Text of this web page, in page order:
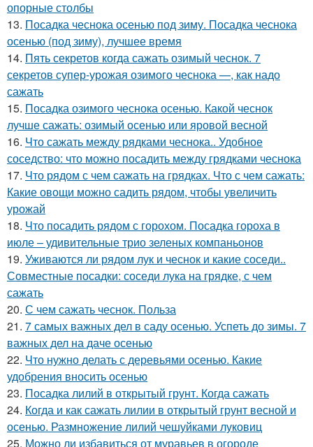
опорные столбы
13. Посадка чеснока осенью под зиму. Посадка чеснока
осенью (под зиму), лучшее время
14. Пять секретов когда сажать озимый чеснок. 7
секретов супер-урожая озимого чеснока —, как надо
сажать
15. Посадка озимого чеснока осенью. Какой чеснок
лучше сажать: озимый осенью или яровой весной
16. Что сажать между рядками чеснока.. Удобное
соседство: что можно посадить между грядками чеснока
17. Что рядом с чем сажать на грядках. Что с чем сажать:
Какие овощи можно садить рядом, чтобы увеличить
урожай
18. Что посадить рядом с горохом. Посадка гороха в
июле – удивительные трио зеленых компаньонов
19. Уживаются ли рядом лук и чеснок и какие соседи..
Совместные посадки: соседи лука на грядке, с чем
сажать
20. С чем сажать чеснок. Польза
21. 7 самых важных дел в саду осенью. Успеть до зимы. 7
важных дел на даче осенью
22. Что нужно делать с деревьями осенью. Какие
удобрения вносить осенью
23. Посадка лилий в открытый грунт. Когда сажать
24. Когда и как сажать лилии в открытый грунт весной и
осенью. Размножение лилий чешуйками луковиц
25. Можно ли избавиться от муравьев в огороде